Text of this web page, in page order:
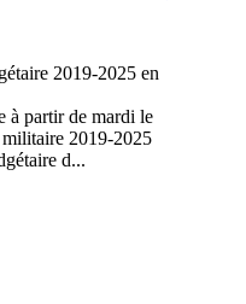
à partir de mardi le
2019-2025
d...